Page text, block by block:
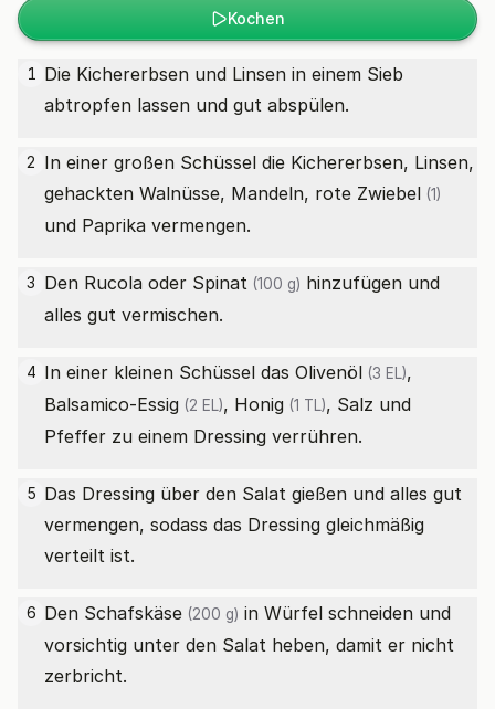
Kochen
1 Die Kichererbsen und Linsen in einem Sieb
abtropfen lassen und gut abspülen.
2 In einer großen Schüssel die Kichererbsen, Linsen,
gehackten Walnüsse, Mandeln, rote Zwiebel (1)
und Paprika vermengen.
3 Den Rucola oder Spinat (100 g) hinzufügen und
alles gut vermischen.
4 In einer kleinen Schüssel das Olivenöl (3 EL),
Balsamico-Essig (2 EL), Honig (1 TL), Salz und
Pfeffer zu einem Dressing verrühren.
5 Das Dressing über den Salat gießen und alles gut
vermengen, sodass das Dressing gleichmäßig
verteilt ist.
6 Den Schafskäse (200 g) in Würfel schneiden und
vorsichtig unter den Salat heben, damit er nicht
zerbricht.